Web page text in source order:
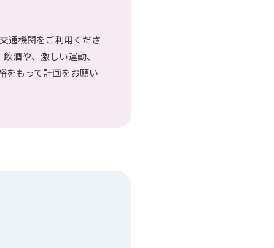
通機関をご利用くださ
酒や、激しい運動、
をもって計画をお願い